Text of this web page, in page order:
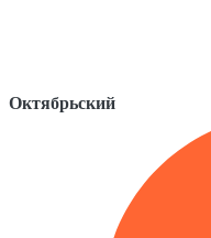
Октябрьский